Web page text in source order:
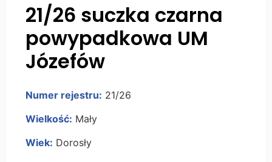
21/26 suczka czarna
powypadkowa UM
Józefów
Numer rejestru: 21/26
Wielkość: Mały
Wiek: Dorosły